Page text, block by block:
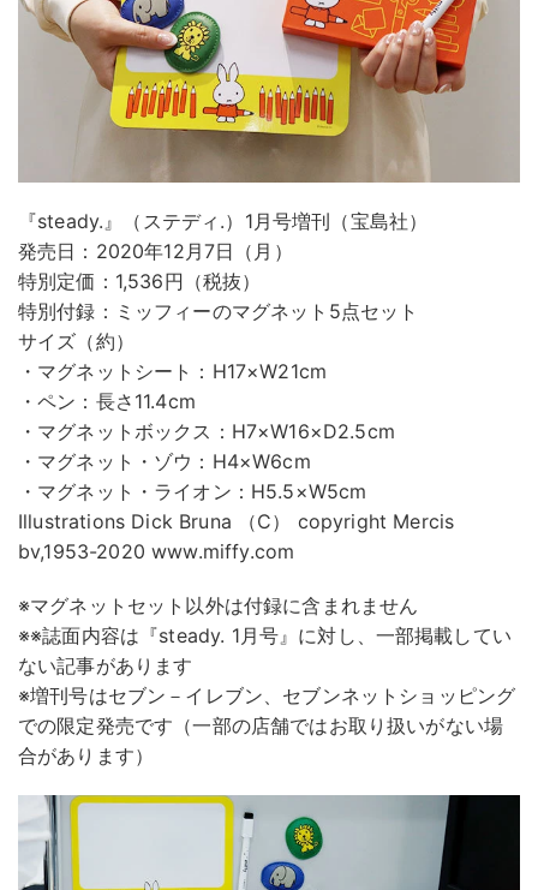
『steady.』（ステディ.）1月号増刊（宝島社）
発売日：2020年12月7日（月）
特別定価：1,536円（税抜）
特別付録：ミッフィーのマグネット5点セット
サイズ（約）
・マグネットシート：H17×W21cm
・ペン：長さ11.4cm
・マグネットボックス：H7×W16×D2.5cm
・マグネット・ゾウ：H4×W6cm
・マグネット・ライオン：H5.5×W5cm
Illustrations Dick Bruna （C） copyright Mercis
bv,1953-2020 www.miffy.com
※マグネットセット以外は付録に含まれません
※※誌面内容は『steady. 1月号』に対し、一部掲載してい
ない記事があります
※増刊号はセブン－イレブン、セブンネットショッピング
での限定発売です（一部の店舗ではお取り扱いがない場
合があります）